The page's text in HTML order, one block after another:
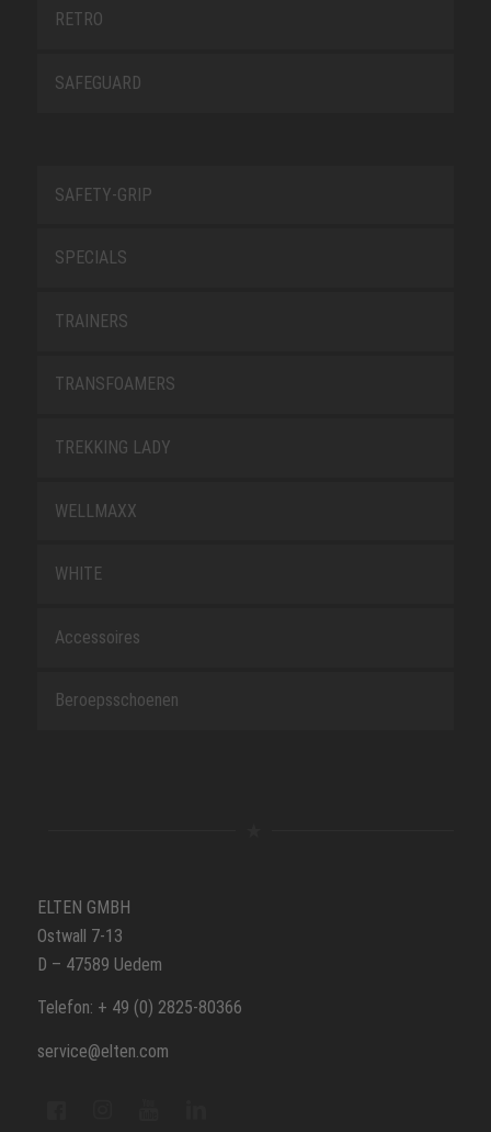
RETRO
SAFEGUARD
SAFETY-GRIP
SPECIALS
TRAINERS
TRANSFOAMERS
TREKKING LADY
WELLMAXX
WHITE
Accessoires
Beroepsschoenen
ELTEN GMBH
Ostwall 7-13
D – 47589 Uedem
Telefon: + 49 (0) 2825-80366
service@elten.com